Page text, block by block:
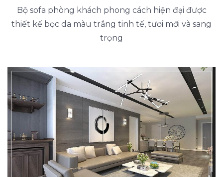
Bộ sofa phòng khách phong cách hiện đại được
thiết kế bọc da màu trắng tinh tế, tươi mới và sang
trọng